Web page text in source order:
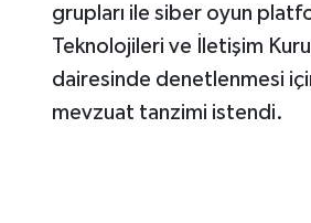
grupları ile siber oyun
Teknolojileri ve İletişim
dairesinde denetlenmesi
mevzuat tanzimi istendi.